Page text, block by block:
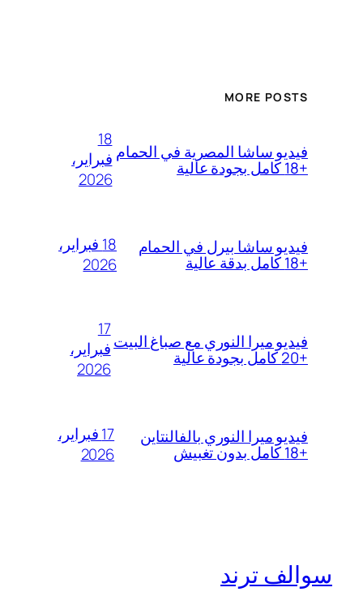
MORE POSTS
فيديو ساشا المصرية في الحمام
+18 كامل بجودة عالية
18
فبراير،
2026
فيديو ساشا بيرل في الحمام
+18 كامل بدقة عالية
18 فبراير،
2026
فيديو ميرا النوري مع صباغ البيت
+20 كامل بجودة عالية
17
فبراير،
2026
فيديو ميرا النوري بالفالنتاين
+18 كامل بدون تغبيش
17 فبراير،
2026
سوالف ترند